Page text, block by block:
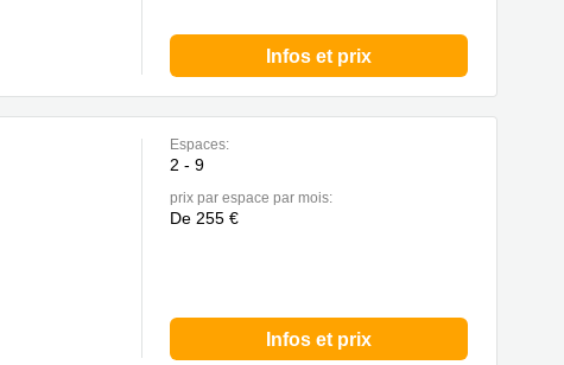
Infos et prix
Espaces:
2 - 9
prix par espace par mois:
De 255 €
Infos et prix